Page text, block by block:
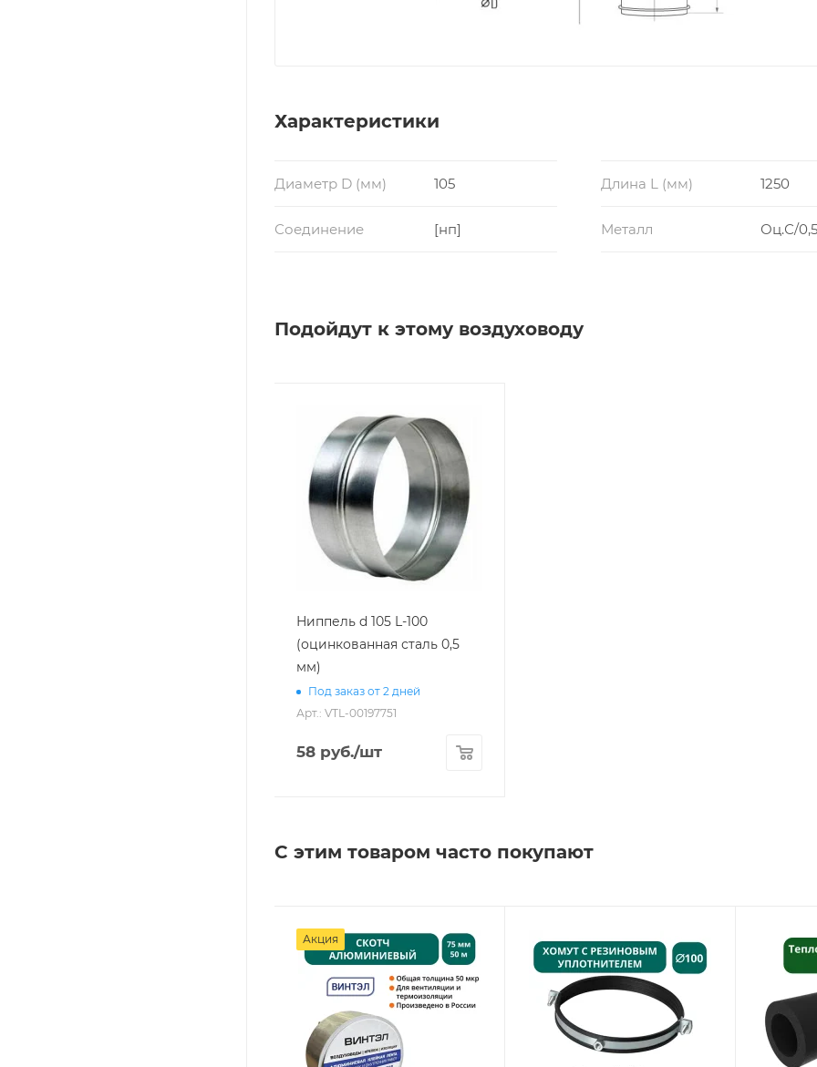
Характеристики
Диаметр D (мм) 105 Длина L (мм) 1250
Соединение [нп] Металл Оц.С/
Подойдут к этому воздуховоду
Ниппель d 105 L-100
(оцинкованная сталь 0,5
мм)
Под заказ от 2 дней
Арт.: VTL-00197751
58 руб./шт
С этим товаром часто покупают
Акция